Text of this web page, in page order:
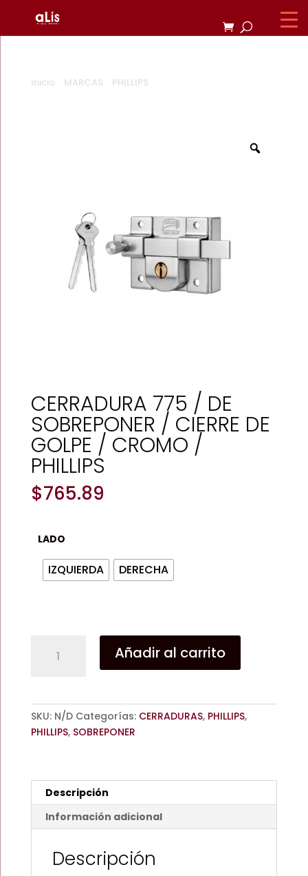
Inicio MARCAS PHILLIPS
CERRADURA 775 / DE
SOBREPONER / CIERRE DE
GOLPE / CROMO /
PHILLIPS
$765.89
LADO
IZQUIERDA DERECHA
SOBREPONER
/
CIERRE
/
CROMO
PHILLIPS
cantidad
Añadir al carrito
SKU: N/D Categorías: CERRADURAS, PHILLIPS,
PHILLIPS, SOBREPONER
Descripción
Información adicional
Descripción